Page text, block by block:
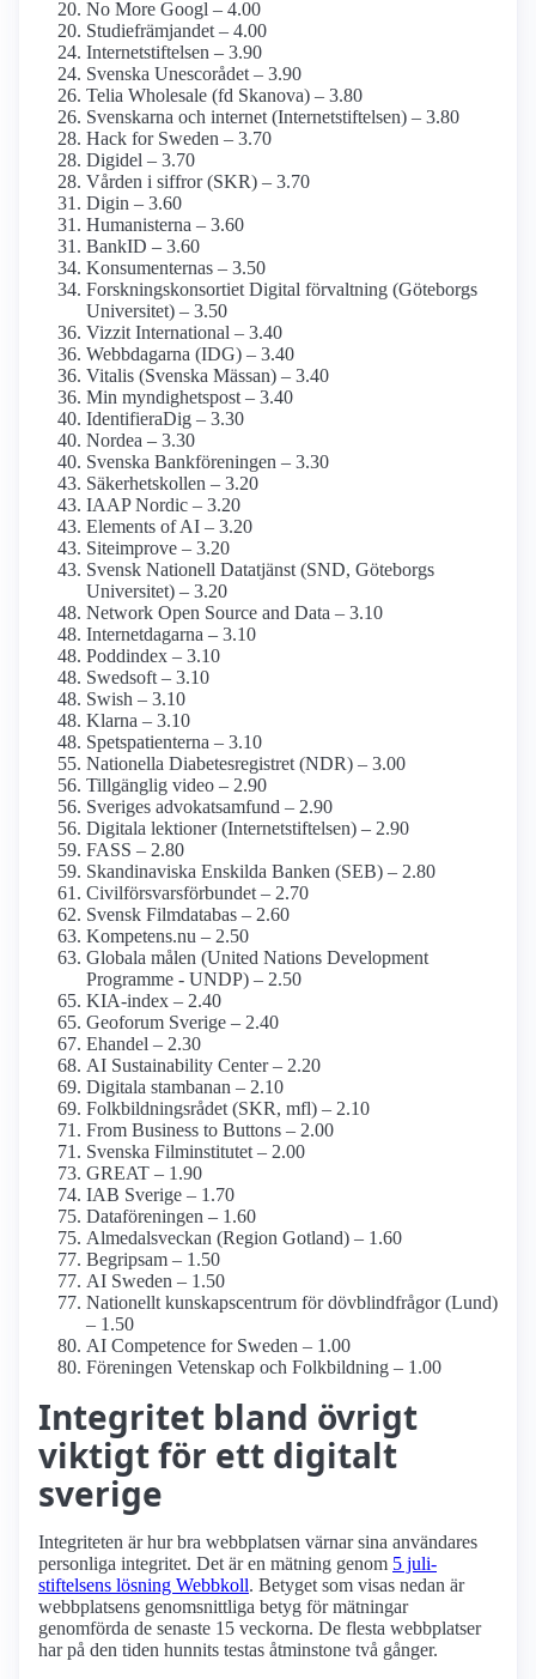
No More Googl – 4.00
Studiefrämjandet – 4.00
Internet­stiftelsen – 3.90
Svenska Unescorådet – 3.90
Telia Wholesale (fd Skanova) – 3.80
Svenskarna och internet (Internetstiftelsen) – 3.80
Hack for Sweden – 3.70
Digidel – 3.70
Vården i siffror (SKR) – 3.70
Digin – 3.60
Humanisterna – 3.60
BankID – 3.60
Konsumenternas – 3.50
Forsknings­konsortiet Digital förvaltning (Göteborgs
Universitet) – 3.50
Vizzit International – 3.40
Webbdagarna (IDG) – 3.40
Vitalis (Svenska Mässan) – 3.40
Min myndighets­post – 3.40
Identifiera­Dig – 3.30
Nordea – 3.30
Svenska Bankföreningen – 3.30
Säkerhetskollen – 3.20
IAAP Nordic – 3.20
Elements of AI – 3.20
Siteimprove – 3.20
Svensk Nationell Datatjänst (SND, Göteborgs
Universitet) – 3.20
Network Open Source and Data – 3.10
Internetdagarna – 3.10
Poddindex – 3.10
Swedsoft – 3.10
Swish – 3.10
Klarna – 3.10
Spetspatienterna – 3.10
Nationella Diabetes­registret (NDR) – 3.00
Tillgänglig video – 2.90
Sveriges advokat­samfund – 2.90
Digitala lektioner (Internetstiftelsen) – 2.90
FASS – 2.80
Skandinaviska Enskilda Banken (SEB) – 2.80
Civilförsvars­förbundet – 2.70
Svensk Film­databas – 2.60
Kompetens.nu – 2.50
Globala målen (United Nations Development
Programme - UNDP) – 2.50
KIA-index – 2.40
Geoforum Sverige – 2.40
Ehandel – 2.30
AI Sustainability Center – 2.20
Digitala stambanan – 2.10
Folkbildnings­rådet (SKR, mfl) – 2.10
From Business to Buttons – 2.00
Svenska Film­institutet – 2.00
GREAT – 1.90
IAB Sverige – 1.70
Dataföreningen – 1.60
Almedalsveckan (Region Gotland) – 1.60
Begripsam – 1.50
AI Sweden – 1.50
Nationellt kunskapsc­entrum för dövblind­frågor (Lund)
– 1.50
AI Competence for Sweden – 1.00
Föreningen Vetenskap och Folkbildning – 1.00
Integritet bland övrigt
viktigt för ett digitalt
sverige
Integriteten är hur bra webbplatsen värnar sina användares
personliga integritet. Det är en mätning genom 5 juli-
stiftelsens lösning Webbkoll. Betyget som visas nedan är
webbplatsens genomsnittliga betyg för mätningar
genomförda de senaste 15 veckorna. De flesta webbplatser
har på den tiden hunnits testas åtminstone två gånger.